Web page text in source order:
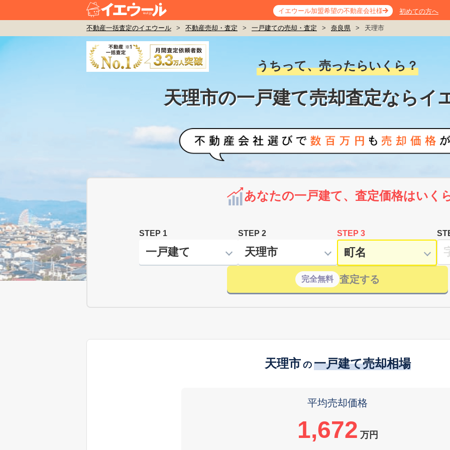
イエウール加盟希望の不動産会社様 初めての方へ
不動産一括査定のイエウール > 不動産売却・査定 > 一戸建ての売却・査定 > 奈良県 > 天理市
うちって、売ったらいくら？
天理市の一戸建て売却査定ならイ
あなたの一戸建て、査定価格はいく
STEP 1 STEP 2 STEP 3
完全無料 査定する
天理市 の 一戸建て売却相場
平均売却価格
1,672 万円